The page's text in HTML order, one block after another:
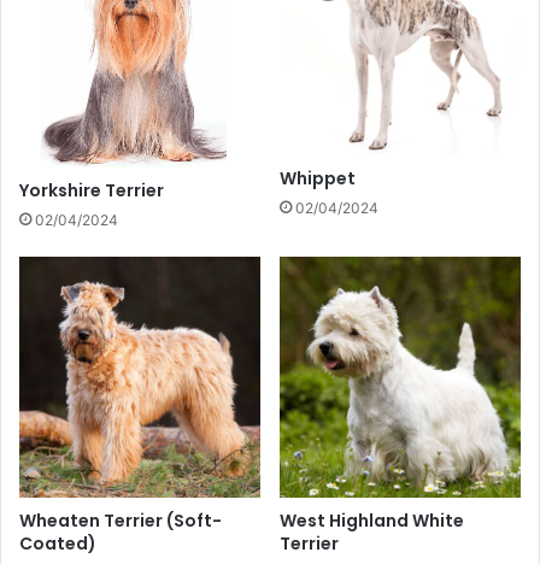
Yorkshire Terrier
02/04/2024
Whippet
02/04/2024
Wheaten Terrier (Soft-
Coated)
West Highland White
Terrier